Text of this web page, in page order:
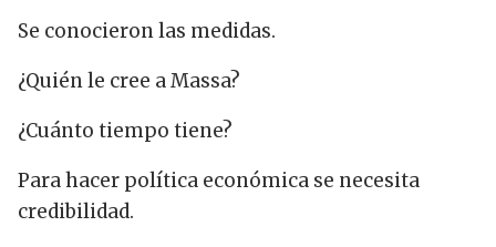
Se conocieron las medidas.
¿Quién le cree a Massa?
¿Cuánto tiempo tiene?
Para hacer política económica se necesita
credibilidad.